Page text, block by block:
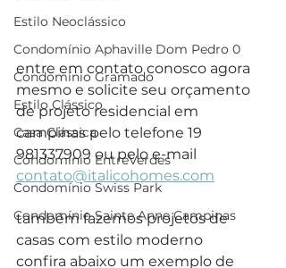
Estilo Neoclássico
Condomínio Aphaville Dom Pedro 0
Condomínio Gramado
Estilo Clássico
Casa Clássica
Condomínio EntreVerdes
Condomínio Swiss Park
Condomínio Sainte Anne Campinas
entre em contato conosco agora
mesmo e solicite seu orçamento
de projeto residencial em
campinas pelo telefone 19
981337909 ou pelo e-mail
contato@italicohomes.com
também fazemos projetos de
casas com estilo moderno
confira abaixo um exemplo de